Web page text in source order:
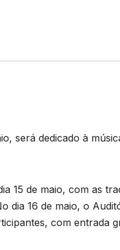
será dedicado à
15 de maio, com as
dia 16 de maio, o
com entrada